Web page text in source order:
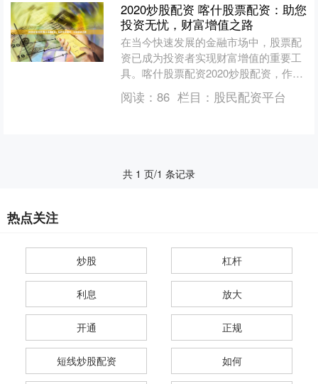
2020炒股配资 喀什股票配资：助您
投资无忧，财富增值之路
在当今快速发展的金融市场中，股票配
资已成为投资者实现财富增值的重要工
具。喀什股票配资2020炒股配资，作为
行业领先者，致力于为投资者提供专
业、便捷的配资服务，助....
阅读： 86 栏目： 股民配资平台
共 1 页/1 条记录
热点关注
炒股 杠杆
利息 放大
开通 正规
短线炒股配资 如何